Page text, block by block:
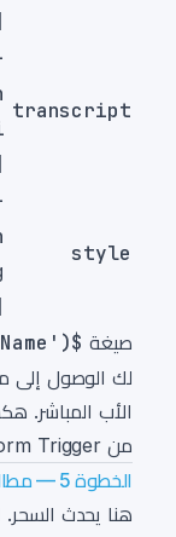
transcript
style
صيغة $('Node Name').item.json[...]
لك الوصول إلى
من Form Trigger و Fetch Video Metadata.
الخطوة 5 — مطالبة سلسلة التدوينة
هنا يحدث السحر.